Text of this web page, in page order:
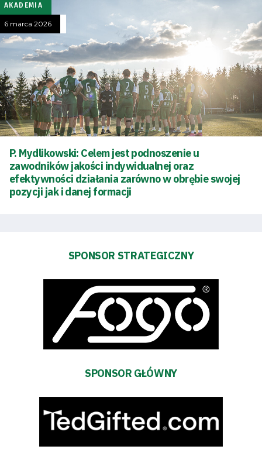
Tryb
oszczędności
energii
Tabela
Bilety
Kontakt
AKADEMIA
6 marca 2026
P. Mydlikowski: Celem jest podnoszenie u
zawodników jakości indywidualnej oraz
efektywności działania zarówno w obrębie swojej
pozycji jak i danej formacji
SPONSOR STRATEGICZNY
SPONSOR GŁÓWNY